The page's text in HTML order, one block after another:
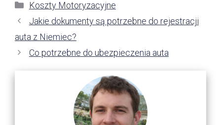
Kategorie
Koszty Motoryzacyjne
Jakie dokumenty są potrzebne do rejestracji
auta z Niemiec?
Co potrzebne do ubezpieczenia auta